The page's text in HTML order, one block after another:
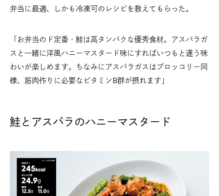
弁当に最適、しかも冷凍可のレシピを教えてもらった。
「お弁当のド定番・鮭は高タンパクな優秀食材。アスパラガ
スと一緒に洋風ハニーマスタード味にすればいつもと違う味
わいが楽しめます。ちなみにアスパラガスはブロッコリー同
様、筋肉作りに必要なビタミンB群が摂れます」
鮭とアスパラのハニーマスタード